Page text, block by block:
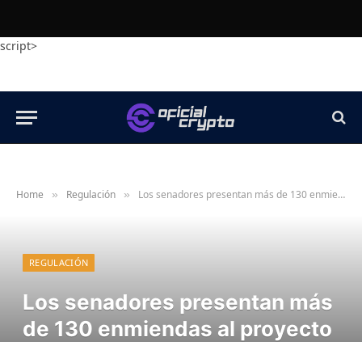
script>
Home » Regulación » Los senadores presentan más de 130 enmiendas al proyecto de ley sobre criptomonedas, incluidas las secciones sobre rendimiento y DeFi
REGULACIÓN
Los senadores presentan más
de 130 enmiendas al proyecto